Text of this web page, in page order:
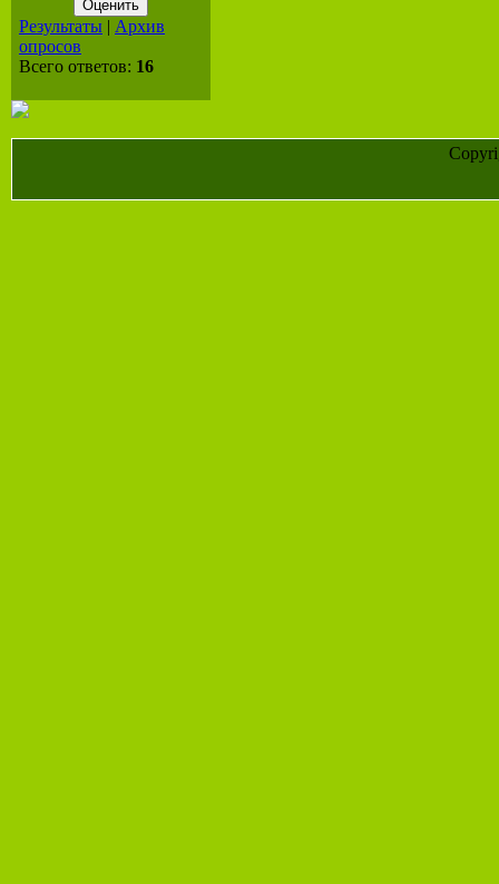
Результаты | Архив
опросов
Всего ответов: 16